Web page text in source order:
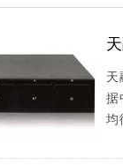
天
据
均